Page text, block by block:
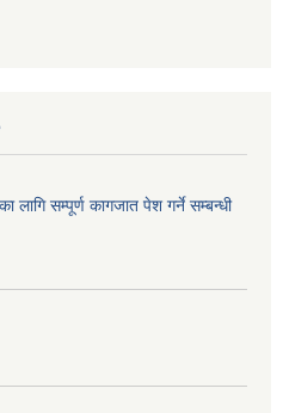
सम्पूर्ण कागजात पेश गर्ने सम्बन्धी